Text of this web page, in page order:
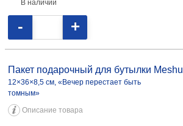
В наличии
- +
Пакет подарочный для бутылки Meshu
12×36×8,5 см, «Вечер перестает быть
томным»
Описание товара